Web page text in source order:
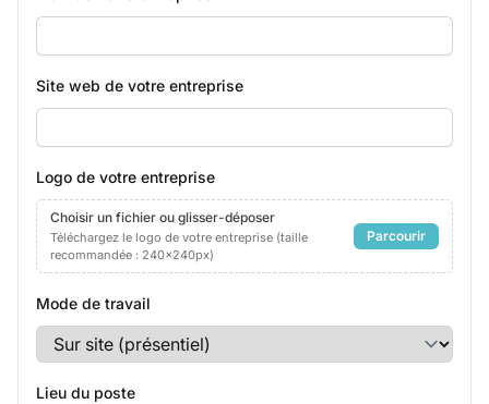
Site web de votre entreprise
Logo de votre entreprise
Choisir un fichier ou glisser-déposer
Téléchargez le logo de votre entreprise (taille
recommandée : 240x240px)
Parcourir
Mode de travail
Lieu du poste